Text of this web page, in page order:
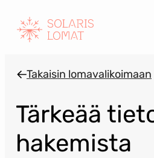
sisältöön
Takaisin lomavalikoimaan
Tärkeää
hakemista